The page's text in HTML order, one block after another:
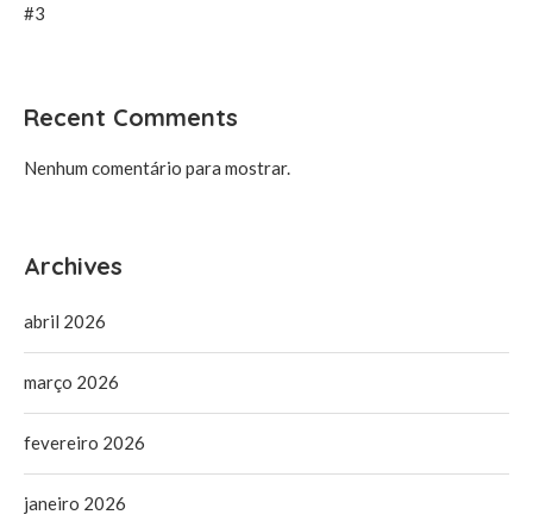
#3
Recent Comments
Nenhum comentário para mostrar.
Archives
abril 2026
março 2026
fevereiro 2026
janeiro 2026